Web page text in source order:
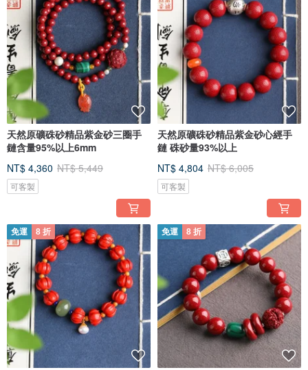
天然原礦硃砂精品紫金砂三圈手
鏈含量95%以上6mm
NT$ 4,360 NT$ 5,449
可客製
天然原礦硃砂精品紫金砂心經手
鏈 硃砂量93%以上
NT$ 4,804 NT$ 6,005
可客製
免運 8 折 免運 8 折